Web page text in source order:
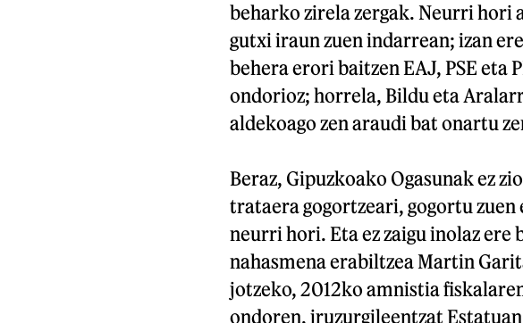
beharko zirela zergak. Neurri hori
gutxi iraun zuen indarrean; izan
behera erori baitzen EAJ, PSE
ondorioz; horrela, Bildu eta
aldekoago zen araudi bat onartu
Beraz, Gipuzkoako Ogasunak ez
trataera gogortzeari, gogortu zuen
neurri hori. Eta ez zaigu inolaz
nahasmena erabiltzea Martin
jotzeko, 2012ko amnistia
ondoren, iruzurgileentzat